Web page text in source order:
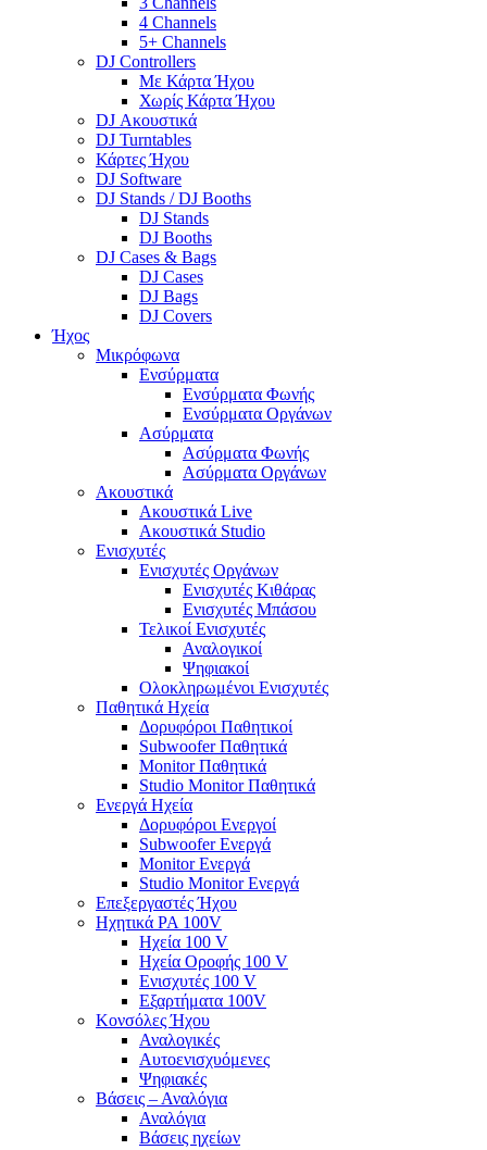
4 Channels
5+ Channels
DJ Controllers
Με Κάρτα Ήχου
Χωρίς Κάρτα Ήχου
DJ Ακουστικά
DJ Turntables
Κάρτες Ήχου
DJ Software
DJ Stands / DJ Booths
DJ Stands
DJ Booths
DJ Cases & Bags
DJ Cases
DJ Bags
DJ Covers
Ήχος
Μικρόφωνα
Ενσύρματα
Ενσύρματα Φωνής
Ενσύρματα Οργάνων
Ασύρματα
Ασύρματα Φωνής
Ασύρματα Οργάνων
Ακουστικά
Ακουστικά Live
Ακουστικά Studio
Ενισχυτές
Ενισχυτές Οργάνων
Ενισχυτές Κιθάρας
Ενισχυτές Μπάσου
Τελικοί Ενισχυτές
Αναλογικοί
Ψηφιακοί
Ολοκληρωμένοι Ενισχυτές
Παθητικά Ηχεία
Δορυφόροι Παθητικοί
Subwoofer Παθητικά
Monitor Παθητικά
Studio Monitor Παθητικά
Ενεργά Ηχεία
Δορυφόροι Ενεργοί
Subwoofer Ενεργά
Monitor Ενεργά
Studio Monitor Ενεργά
Επεξεργαστές Ήχου
Ηχητικά PA 100V
Ηχεία 100 V
Ηχεία Οροφής 100 V
Ενισχυτές 100 V
Εξαρτήματα 100V
Κονσόλες Ήχου
Αναλογικές
Αυτοενισχυόμενες
Ψηφιακές
Βάσεις – Αναλόγια
Αναλόγια
Βάσεις ηχείων